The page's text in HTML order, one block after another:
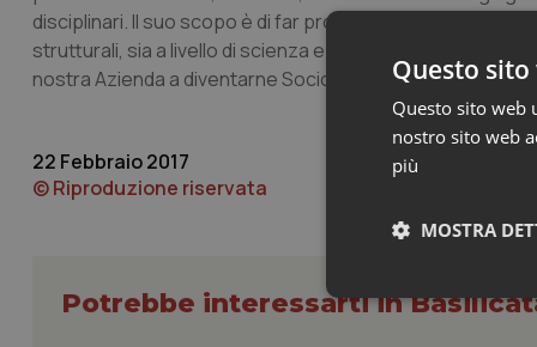
disciplinari. Il suo scopo è di far progredire
strutturali, sia a livello di scienza e di ricerca sia di
nostra Azienda a diventarne Socio Sostenitore e a
22 Febbraio 2017
© Riproduzione riservata
Potrebbe interessarti in
Questo
Questo sito web
nostro sito web
più
MOSTRA